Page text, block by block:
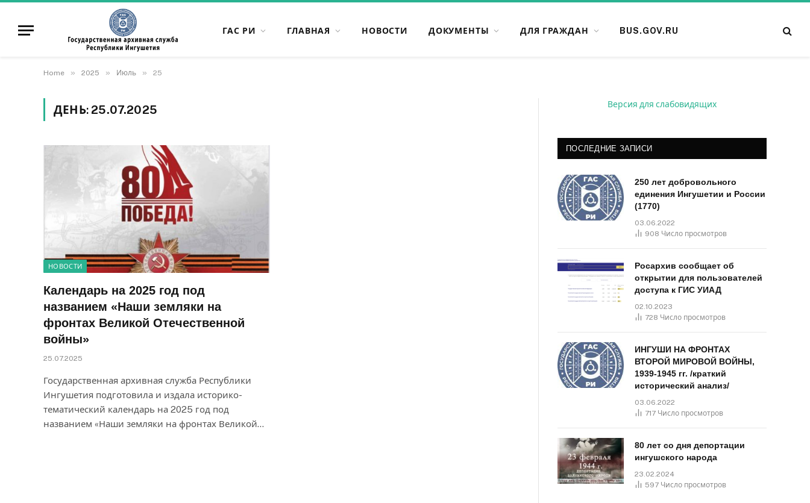
ГАС РИ ГЛАВНАЯ НОВОСТИ ДОКУМЕНТЫ ДЛЯ ГРАЖДАН BUS.GOV.RU
Home » 2025 » Июль » 25
ДЕНЬ: 25.07.2025
НОВОСТИ
Календарь на 2025 год под
названием «Наши земляки на
фронтах Великой Отечественной
войны»
25.07.2025
Государственная архивная служба Республики
Ингушетия подготовила и издала историко-
тематический календарь на 2025 год под
названием «Наши земляки на фронтах Великой…
Версия для слабовидящих
ПОСЛЕДНИЕ ЗАПИСИ
250 лет добровольного
единения Ингушетии и России
(1770)
03.06.2022
908 Число просмотров
Росархив сообщает об
открытии для пользователей
доступа к ГИС УИАД
02.10.2023
728 Число просмотров
ИНГУШИ НА ФРОНТАХ
ВТОРОЙ МИРОВОЙ ВОЙНЫ,
1939-1945 гг. /краткий
исторический анализ/
03.06.2022
717 Число просмотров
80 лет со дня депортации
ингушского народа
23.02.2024
597 Число просмотров